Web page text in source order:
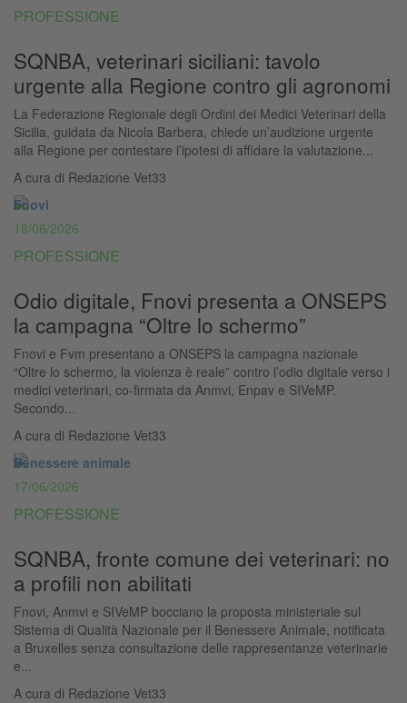
PROFESSIONE
SQNBA, veterinari siciliani: tavolo
urgente alla Regione contro gli agronomi
La Federazione Regionale degli Ordini dei Medici Veterinari della
Sicilia, guidata da Nicola Barbera, chiede un’audizione urgente
alla Regione per contestare l’ipotesi di affidare la valutazione...
A cura di Redazione Vet33
Fnovi
18/06/2026
PROFESSIONE
Odio digitale, Fnovi presenta a ONSEPS
la campagna “Oltre lo schermo”
Fnovi e Fvm presentano a ONSEPS la campagna nazionale
“Oltre lo schermo, la violenza è reale” contro l’odio digitale verso i
medici veterinari, co-firmata da Anmvi, Enpav e SIVeMP.
Secondo...
A cura di Redazione Vet33
Benessere animale
17/06/2026
PROFESSIONE
SQNBA, fronte comune dei veterinari: no
a profili non abilitati
Fnovi, Anmvi e SIVeMP bocciano la proposta ministeriale sul
Sistema di Qualità Nazionale per il Benessere Animale, notificata
a Bruxelles senza consultazione delle rappresentanze veterinarie
e...
A cura di Redazione Vet33